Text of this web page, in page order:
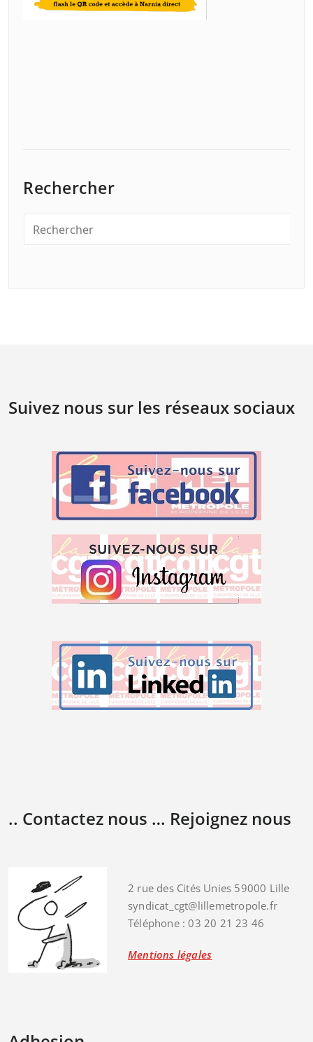
Rechercher
Suivez nous sur les réseaux sociaux
.. Contactez nous … Rejoignez nous
2 rue des Cités Unies 59000 Lille
syndicat_cgt@lillemetropole.fr
Téléphone : 03 20 21 23 46
Mentions légales